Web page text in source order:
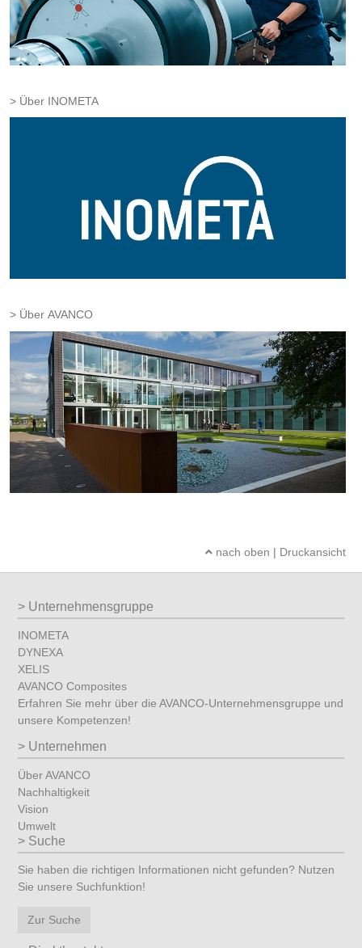
Über INOMETA
Über AVANCO
nach oben | Druckansicht
Unternehmensgruppe
INOMETA
DYNEXA
XELIS
AVANCO Composites
Erfahren Sie mehr über die AVANCO-Unternehmensgruppe und
unsere Kompetenzen!
Unternehmen
Über AVANCO
Nachhaltigkeit
Vision
Umwelt
Suche
Sie haben die richtigen Informationen nicht gefunden? Nutzen
Sie unsere Suchfunktion!
Zur Suche